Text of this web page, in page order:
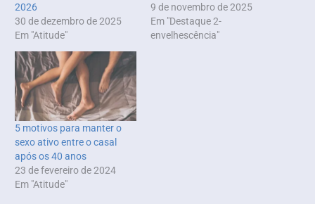
2026
30 de dezembro de 2025
Em "Atitude"
9 de novembro de 2025
Em "Destaque 2-
envelhescência"
5 motivos para manter o
sexo ativo entre o casal
após os 40 anos
23 de fevereiro de 2024
Em "Atitude"